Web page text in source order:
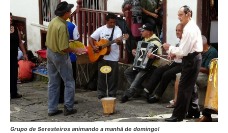
Grupo de Seresteiros animando a manhã de domingo!